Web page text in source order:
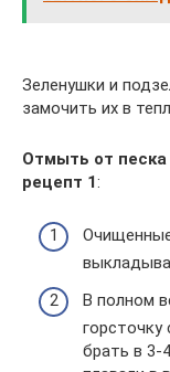
Зеленушки и
замочить их в
Отмыть от
рецепт 1:
В полном
горсточку
брать в 3-